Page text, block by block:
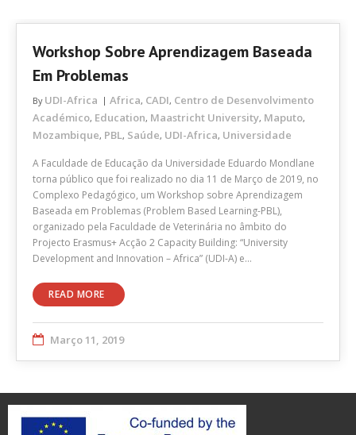
Workshop Sobre Aprendizagem Baseada
Em Problemas
By UDI-Africa Africa, CADI, Centro de Desenvolvimento
Académico, Education, Maastricht University, Maputo,
Mozambique, PBL, Saúde, UDI-Africa, Universidade
A Faculdade de Educação da Universidade Eduardo Mondlane
torna público que foi realizado no dia 11 de Março de 2019, no
Complexo Pedagógico, um Workshop sobre Aprendizagem
Baseada em Problemas (Problem Based Learning-PBL),
organizado pela Faculdade de Veterinária no âmbito do
Projecto Erasmus+ Acção 2 Capacity Building: “University
Development and Innovation – Africa” (UDI-A) e…
READ MORE
Março 11, 2019